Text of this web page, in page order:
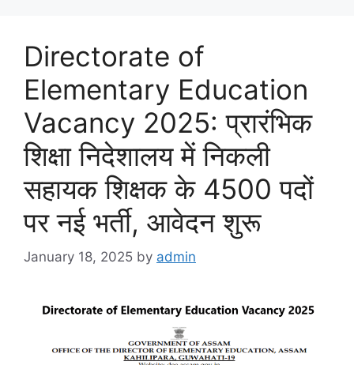
Directorate of
Elementary Education
Vacancy 2025: प्रारंभिक
शिक्षा निदेशालय में निकली
सहायक शिक्षक के 4500 पदों
पर नई भर्ती, आवेदन शुरू
January 18, 2025 by admin